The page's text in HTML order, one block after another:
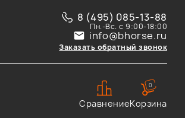
8 (495) 085-13-88
Пн.-Вс. с 9:00-18:00
info@bhorse.ru
Заказать обратный звонок
Сравнение
0
Корзина